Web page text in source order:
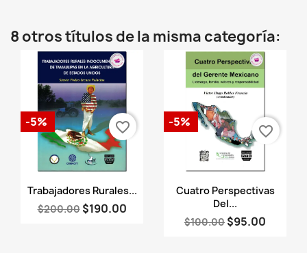
8 otros títulos de la misma categoría:
Vista rápida
Trabajadores Rurales...
$200.00 $190.00
-5% favorite_border
Vista rápida
Cuatro Perspectivas
Del...
$100.00 $95.00
-5%
favorite_border